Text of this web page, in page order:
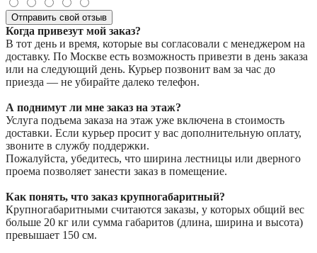
Отправить свой отзыв
Когда привезут мой заказ?
В тот день и время, которые вы согласовали с менеджером на
доставку. По Москве есть возможность привезти в день заказа
или на следующий день. Курьер позвонит вам за час до
приезда — не убирайте далеко телефон.
А поднимут ли мне заказ на этаж?
Услуга подъема заказа на этаж уже включена в стоимость
доставки. Если курьер просит у вас дополнительную оплату,
звоните в службу поддержки.
Пожалуйста, убедитесь, что ширина лестницы или дверного
проема позволяет занести заказ в помещение.
Как понять, что заказ крупногабаритный?
Крупногабаритными считаются заказы, у которых общий вес
больше 20 кг или сумма габаритов (длина, ширина и высота)
превышает 150 см.